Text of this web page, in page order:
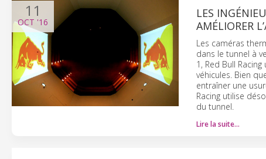
11
OCT '16
LES
AMÉLIORER
Les caméras
dans le tunnel à
1, Red Bull
véhicules. Bien
entraîner une
Racing utilise
du tunnel.
Lire la suite…